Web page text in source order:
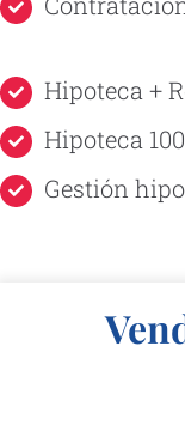
Hipoteca +
Hipoteca
Gestión